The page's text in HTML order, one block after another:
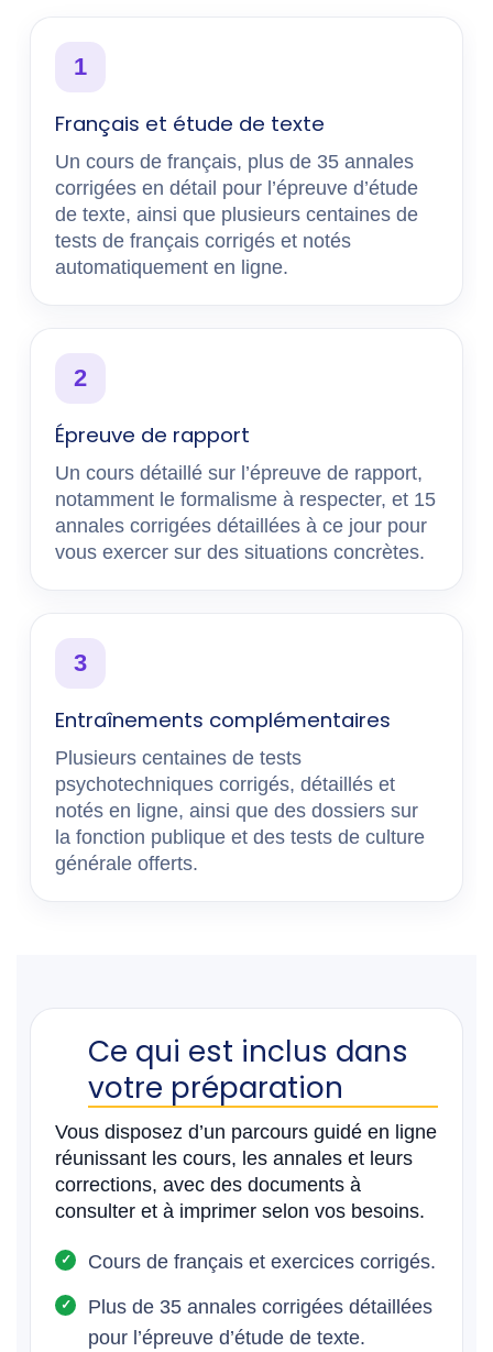
1
Français et étude de texte
Un cours de français, plus de 35 annales
corrigées en détail pour l’épreuve d’étude
de texte, ainsi que plusieurs centaines de
tests de français corrigés et notés
automatiquement en ligne.
2
Épreuve de rapport
Un cours détaillé sur l’épreuve de rapport,
notamment le formalisme à respecter, et 15
annales corrigées détaillées à ce jour pour
vous exercer sur des situations concrètes.
3
Entraînements complémentaires
Plusieurs centaines de tests
psychotechniques corrigés, détaillés et
notés en ligne, ainsi que des dossiers sur
la fonction publique et des tests de culture
générale offerts.
Ce qui est inclus dans
votre préparation
Vous disposez d’un parcours guidé en ligne
réunissant les cours, les annales et leurs
corrections, avec des documents à
consulter et à imprimer selon vos besoins.
Cours de français et exercices corrigés.
Plus de 35 annales corrigées détaillées
pour l’épreuve d’étude de texte.